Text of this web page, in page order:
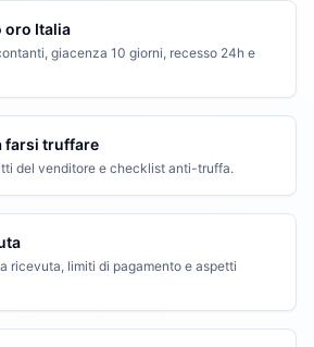
oro Italia
giacenza 10 giorni, recesso 24h e
farsi truffare
del venditore e checklist anti-truffa.
ricevuta, limiti di pagamento e aspetti